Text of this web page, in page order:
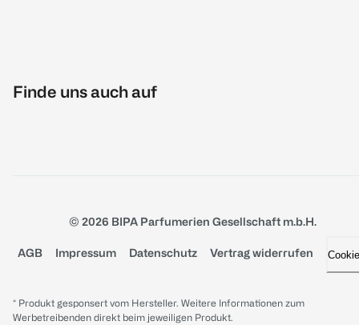
Finde uns auch auf
© 2026 BIPA Parfumerien Gesellschaft m.b.H.
AGB Impressum Datenschutz Vertrag widerrufen
* Produkt gesponsert vom Hersteller. Weitere Informationen zum
Werbetreibenden direkt beim jeweiligen Produkt.